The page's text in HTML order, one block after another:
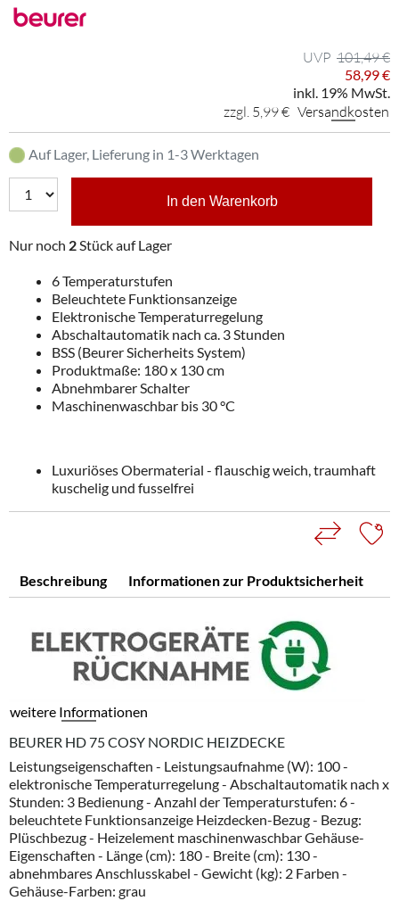
101,49 €
58,99 €
inkl. 19% MwSt.
zzgl. 5,99 € Versandkosten
Auf Lager, Lieferung in 1-3 Werktagen
In den Warenkorb
Nur noch 2Stück auf Lager
6 Temperaturstufen
Beleuchtete Funktionsanzeige
Elektronische Temperaturregelung
Abschaltautomatik nach ca. 3 Stunden
BSS (Beurer Sicherheits System)
Produktmaße: 180 x 130 cm
Abnehmbarer Schalter
Maschinenwaschbar bis 30 °C
Luxuriöses Obermaterial - flauschig weich, traumhaft
kuschelig und fusselfrei
Beschreibung Informationen zur Produktsicherheit
weitere Informationen
BEURER HD 75 COSY NORDIC HEIZDECKE
Leistungseigenschaften - Leistungsaufnahme (W): 100 -
elektronische Temperaturregelung - Abschaltautomatik nach x
Stunden: 3 Bedienung - Anzahl der Temperaturstufen: 6 -
beleuchtete Funktionsanzeige Heizdecken-Bezug - Bezug:
Plüschbezug - Heizelement maschinenwaschbar Gehäuse-
Eigenschaften - Länge (cm): 180 - Breite (cm): 130 -
abnehmbares Anschlusskabel - Gewicht (kg): 2 Farben -
Gehäuse-Farben: grau